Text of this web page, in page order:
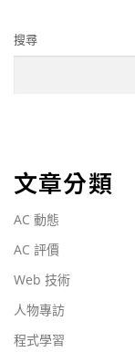
搜尋
文章分類
AC 動態
AC 評價
Web 技術
人物專訪
程式學習